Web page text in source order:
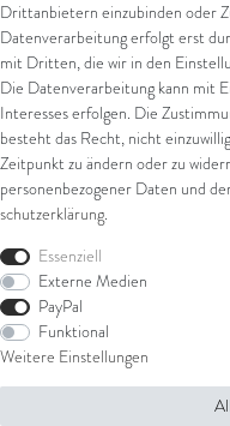
Drittanbietern einzubinden oder
Datenverarbeitung erfolgt erst
mit Dritten, die wir in den
Die Datenverarbeitung kann mit
Interesses erfolgen. Die
besteht das Recht, nicht
Zeitpunkt zu ändern oder zu
personenbezogener Daten und
schutz­erklärung.
Essenziell
Externe Medien
PayPal
Funktional
Weitere Einstellungen